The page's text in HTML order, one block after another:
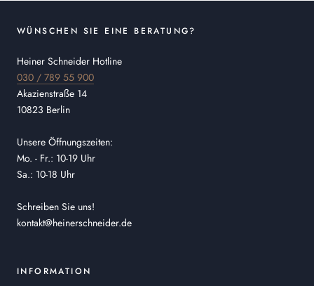
WÜNSCHEN SIE EINE BERATUNG?
Heiner Schneider Hotline
030 / 789 55 900
Akazienstraße 14
10823 Berlin
Unsere Öffnungszeiten:
Mo. - Fr.: 10-19 Uhr
Sa.: 10-18 Uhr
Schreiben Sie uns!
kontakt@heinerschneider.de
INFORMATION